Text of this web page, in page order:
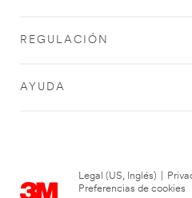
REGULACIÓN
AYUDA
Legal (US, Inglés)
Preferencias de cookies